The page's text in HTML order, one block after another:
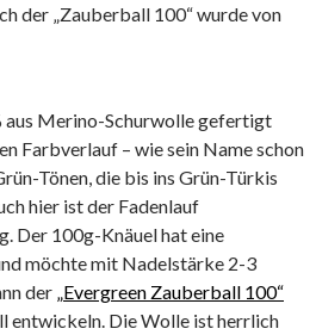
der „Zauberball 100“ wurde von
aus Merino-Schurwolle gefertigt
Farbverlauf – wie sein Name schon
Tönen, die bis ins Grün-Türkis
hier ist der Fadenlauf
Der 100g-Knäuel hat eine
möchte mit Nadelstärke 2-3
der „Evergreen Zauberball 100“
entwickeln. Die Wolle ist herrlich